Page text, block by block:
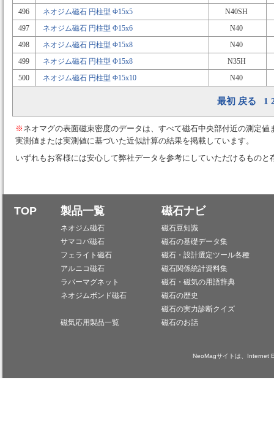
496
ネオジム磁石 円柱型 Φ15x5
N40SH
497
ネオジム磁石 円柱型 Φ15x6
N40
498
ネオジム磁石 円柱型 Φ15x8
N40
499
ネオジム磁石 円柱型 Φ15x8
N35H
500
ネオジム磁石 円柱型 Φ15x10 N40
最初 戻る 1
※ ネオマグの表面磁束密度のデータは、すべて磁石中央部付近の測定
実測値または実測値に基づいた近似計算の結果を掲載しています。
いずれもお客様には安心して弊社データを参考にしていただけるものと
TOP 製品一覧
ネオジム磁石
サマコバ磁石
フェライト磁石
アルニコ磁石
ラバーマグネット
ネオジムボンド磁石
磁気応用製品一覧
磁石ナビ
磁石豆知識
磁石の基礎データ集
磁石・設計選定ツール各種
磁石関係統計資料集
磁石・磁気の用語辞典
磁石の歴史
磁石の実力診断クイズ
磁石のお話
NeoMagサイトは、Internet